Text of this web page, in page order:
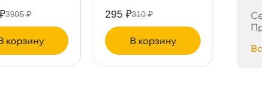
3905 ₽ 295 ₽310 ₽
корзину
599